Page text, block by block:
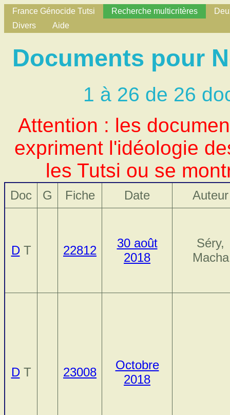
France Génocide Tutsi Recherche multicritères
Divers
Aide
Documents pour
1 à 26 de 26
Attention : les
expriment l'idéologie
les Tutsi ou se
Doc G Fiche Date Auteur
DT 22812
30 août
2018
Séry,
Macha
DT 23008
Octobre
2018